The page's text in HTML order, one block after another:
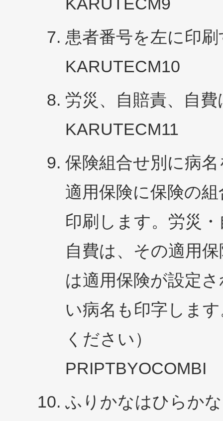
患者番号を左に印
KARUTECM10
労災、自賠責、自
KARUTECM11
保険組合せ別に病
適用保険に保険の
印刷します。労災
自費は、その適用
は適用保険が設定
い病名も印字しま
ください）
PRIPTBYOCOMBI
ふりかなはひらか